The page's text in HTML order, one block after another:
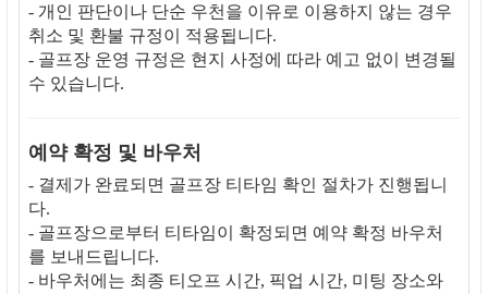
- 개인 판단이나 단순 우천을 이유로 이용하지 않는 경우
취소 및 환불 규정이 적용됩니다.
- 골프장 운영 규정은 현지 사정에 따라 예고 없이 변경될
수 있습니다.
예약 확정 및 바우처
- 결제가 완료되면 골프장 티타임 확인 절차가 진행됩니
다.
- 골프장으로부터 티타임이 확정되면 예약 확정 바우처
를 보내드립니다.
- 바우처에는 최종 티오프 시간, 픽업 시간, 미팅 장소와